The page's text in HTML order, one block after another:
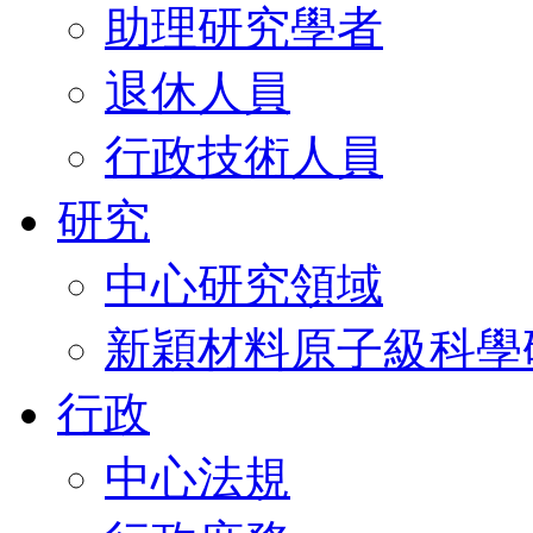
助理研究學者
退休人員
行政技術人員
研究
中心研究領域
新穎材料原子級科
行政
中心法規